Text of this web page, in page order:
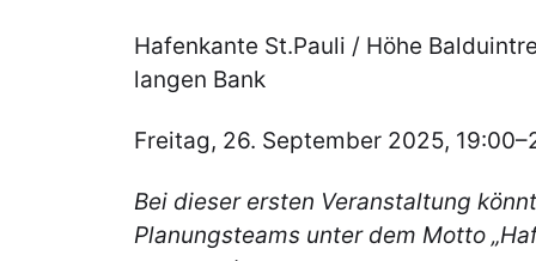
Hafenkante St.Pauli / Höhe
langen Bank
Freitag, 26. September 2025,
Bei dieser ersten Veranstaltung
Planungsteams unter dem Motto